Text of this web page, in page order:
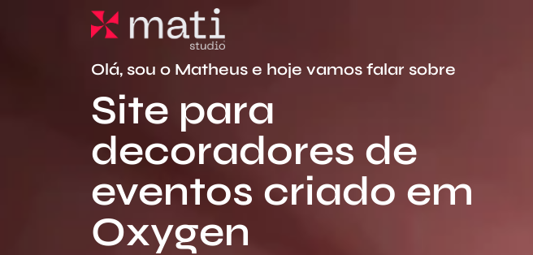
Olá, sou o Matheus e hoje vamos falar sobre
Site para
decoradores de
eventos criado em
Oxygen